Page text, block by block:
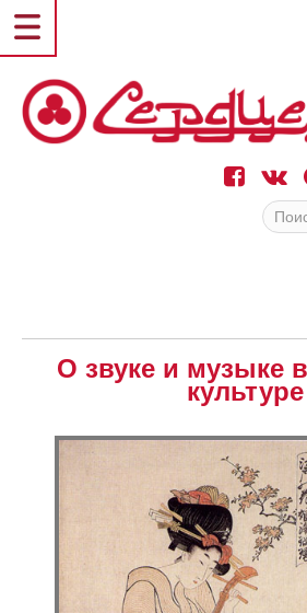
О звуке и музыке
культуре